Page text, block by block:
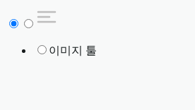
이미지 툴